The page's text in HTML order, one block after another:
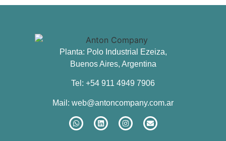
Planta: Polo Industrial Ezeiza,
Buenos Aires, Argentina
Tel: +54 911 4949 7906
Mail: web@antoncompany.com.ar